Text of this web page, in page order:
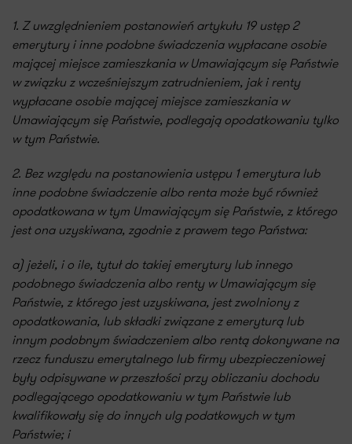
1. Z uwzględnieniem postanowień artykułu 19 ustęp 2
emerytury i inne podobne świadczenia wypłacane osobie
mającej miejsce zamieszkania w Umawiającym się Państwie
w związku z wcześniejszym zatrudnieniem, jak i renty
wypłacane osobie mającej miejsce zamieszkania w
Umawiającym się Państwie, podlegają opodatkowaniu tylko
w tym Państwie.
2. Bez względu na postanowienia ustępu 1 emerytura lub
inne podobne świadczenie albo renta może być również
opodatkowana w tym Umawiającym się Państwie, z którego
jest ona uzyskiwana, zgodnie z prawem tego Państwa:
a) jeżeli, i o ile, tytuł do takiej emerytury lub innego
podobnego świadczenia albo renty w Umawiającym się
Państwie, z którego jest uzyskiwana, jest zwolniony z
opodatkowania, lub składki związane z emeryturą lub
innym podobnym świadczeniem albo rentą dokonywane na
rzecz funduszu emerytalnego lub firmy ubezpieczeniowej
były odpisywane w przeszłości przy obliczaniu dochodu
podlegającego opodatkowaniu w tym Państwie lub
kwalifikowały się do innych ulg podatkowych w tym
Państwie; i